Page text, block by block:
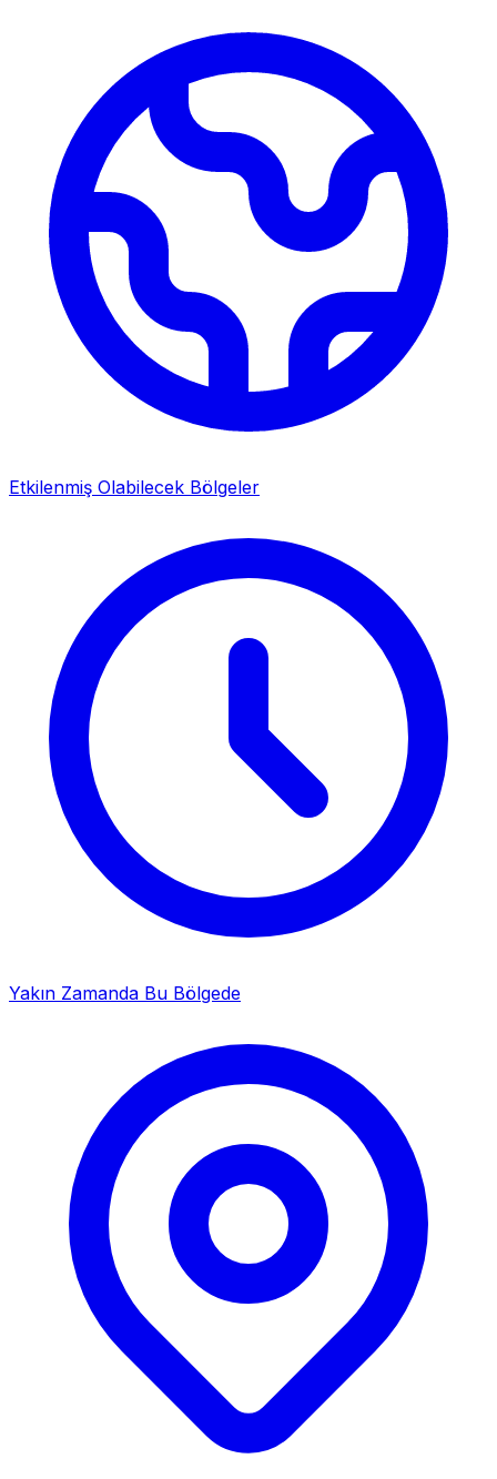
Etkilenmiş Olabilecek Bölgeler
Yakın Zamanda Bu Bölgede